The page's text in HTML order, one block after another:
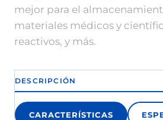
mejor para el
materiales médicos y
reactivos, y más.
DESCRIPCIÓN
CARACTERÍSTICAS